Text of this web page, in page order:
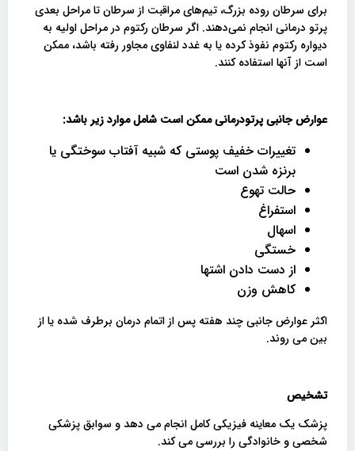
برای سرطان روده بزرگ، تیم‌های مراقبت از سرطان تا مراحل بعدی
پرتو درمانی انجام نمی‌دهند. اگر سرطان رکتوم در مراحل اولیه به
دیواره رکتوم نفوذ کرده یا به غدد لنفاوی مجاور رفته باشد، ممکن
است از آنها استفاده کنند.
عوارض جانبی پرتودرمانی ممکن است شامل موارد زیر باشد:
تغییرات خفیف پوستی که شبیه آفتاب سوختگی یا
برنزه شدن است
حالت تهوع
استفراغ
اسهال
خستگی
از دست دادن اشتها
کاهش وزن
اکثر عوارض جانبی چند هفته پس از اتمام درمان برطرف شده یا از
بین می روند.
تشخیص
پزشک یک معاینه فیزیکی کامل انجام می دهد و سوابق پزشکی
شخصی و خانوادگی را بررسی می کند.